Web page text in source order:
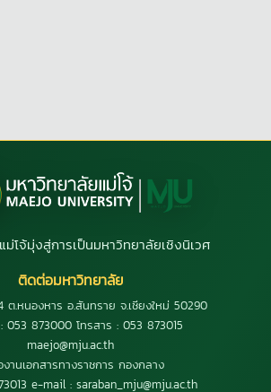
โจ้มุ่งสู่การเป็นมหาวิทยาลัยเชิงนิเวศ
ติดต่อมหาวิทยาลัย
ต.หนองหาร อ.สันทราย จ.เชียงใหม่ 50290
053 873000 โทรสาร : 053 873015
maejo@mju.ac.th
านเอกสารทางราชการ กองกลาง
e-mail : saraban_mju@mju.ac.th